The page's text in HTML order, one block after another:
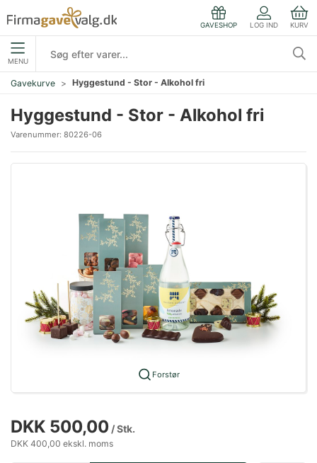
GAVESHOP LOG IND KURV
MENU
Gavekurve Hyggestund - Stor - Alkohol fri
Hyggestund - Stor - Alkohol fri
Varenummer: 80226-06
Forstør
DKK 500,00 / Stk.
DKK 400,00 ekskl. moms